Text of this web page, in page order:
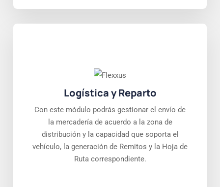
Logística y Reparto
Con este módulo podrás gestionar el envío de
la mercadería de acuerdo a la zona de
distribución y la capacidad que soporta el
vehículo, la generación de Remitos y la Hoja de
Ruta correspondiente.